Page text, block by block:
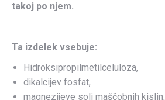
takoj po njem.
Ta izdelek vsebuje:
Hidroksipropilmetilceluloza,
dikalcijev fosfat,
magnezijeve soli maščobnih kislin,